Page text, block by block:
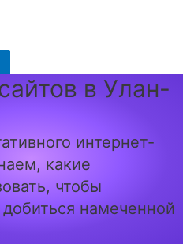
в Улан-
интернет-
какие
чтобы
намеченной